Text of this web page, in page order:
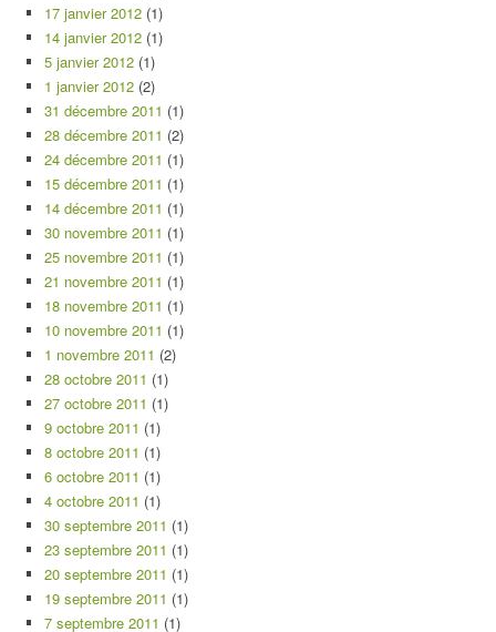
17 janvier 2012 (1)
14 janvier 2012 (1)
5 janvier 2012 (1)
1 janvier 2012 (2)
31 décembre 2011 (1)
28 décembre 2011 (2)
24 décembre 2011 (1)
15 décembre 2011 (1)
14 décembre 2011 (1)
30 novembre 2011 (1)
25 novembre 2011 (1)
21 novembre 2011 (1)
18 novembre 2011 (1)
10 novembre 2011 (1)
1 novembre 2011 (2)
28 octobre 2011 (1)
27 octobre 2011 (1)
9 octobre 2011 (1)
8 octobre 2011 (1)
6 octobre 2011 (1)
4 octobre 2011 (1)
30 septembre 2011 (1)
23 septembre 2011 (1)
20 septembre 2011 (1)
19 septembre 2011 (1)
7 septembre 2011 (1)